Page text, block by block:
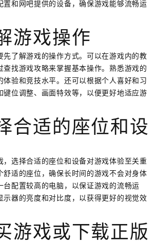
置和网吧提供的设备，确保游戏能够流畅运
游戏操作
先了解游戏的操作方式。可以在游戏内的教
查找游戏攻略来掌握基本操作。熟悉游戏的
体验和竞技水平。还可以根据个人喜好和习
键位调整、画面特效等，以便更好地适应游
合适的座位和设
，选择合适的座位和设备对游戏体验至关重
舒适的座位，确保长时间的游戏不会对身体
台配置较高的电脑，以保证游戏的流畅运
示器的亮度和对比度，以获得更好的视觉效
游戏或下载正版